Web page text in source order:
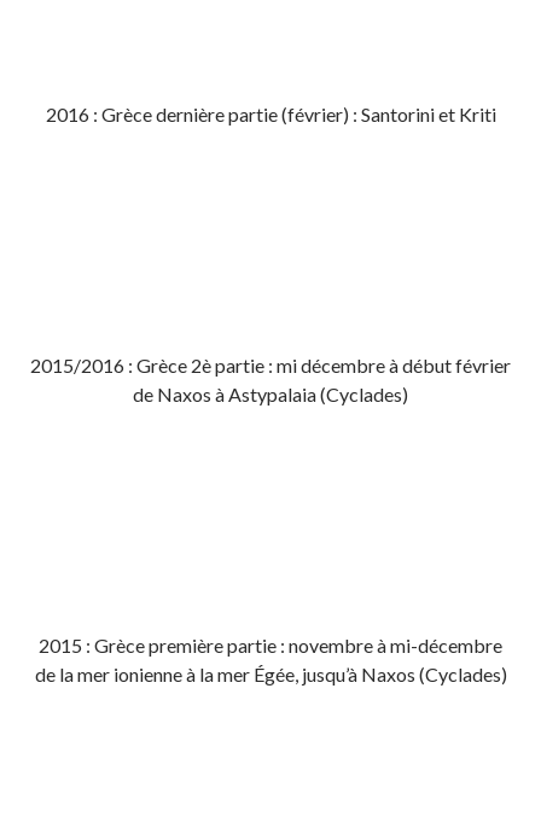
2016 : Grèce dernière partie (février) : Santorini et Kriti
2015/2016 : Grèce 2è partie : mi décembre à début février
de Naxos à Astypalaia (Cyclades)
2015 : Grèce première partie : novembre à mi-décembre
de la mer ionienne à la mer Égée, jusqu’à Naxos (Cyclades)